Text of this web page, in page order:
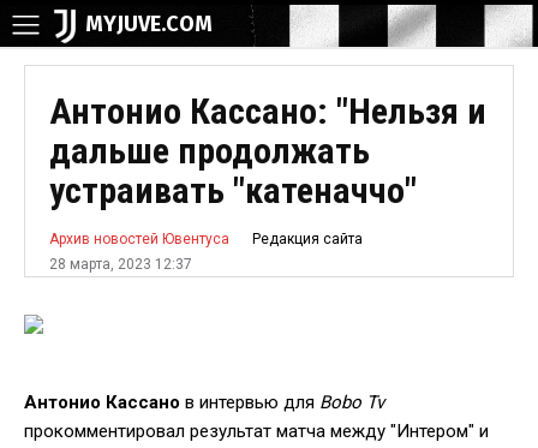
MYJUVE.COM
Антонио Кассано: "Нельзя и
дальше продолжать
устраивать "катеначчо"
Архив новостей Ювентуса
Редакция сайта
28 марта, 2023 12:37
Антонио Кассано в интервью для Bobo Tv
прокомментировал результат матча между "Интером" и